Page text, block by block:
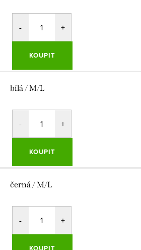
KOUPIT
bílá / M/L
KOUPIT
černá / M/L